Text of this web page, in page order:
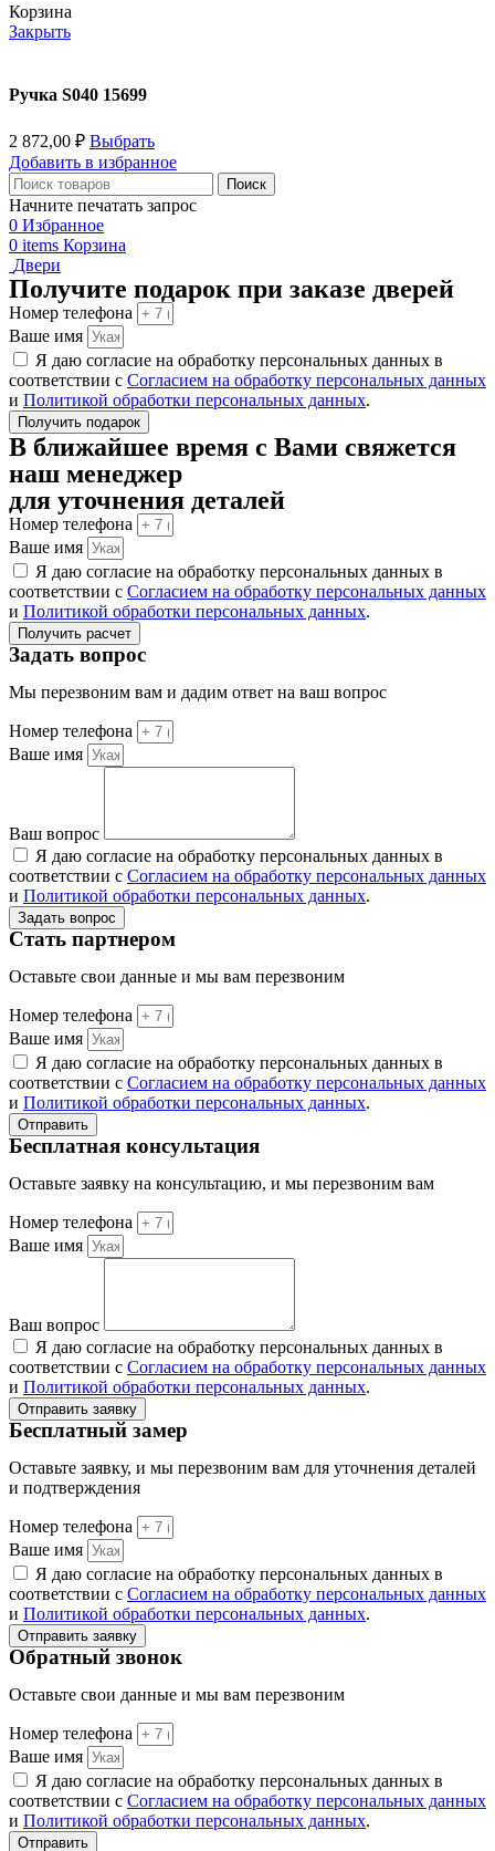
Корзина
Закрыть
Ручка S040 15699
2 872,00 ₽ Выбрать
Добавить в избранное
Поиск
Начните печатать запрос
0 Избранное
0 items Корзина
Двери
Получите подарок при заказе дверей
Номер телефона
Ваше имя
Я даю согласие на обработку персональных данных в
соответствии с Согласием на обработку персональных данных
и Политикой обработки персональных данных.
Получить подарок
В ближайшее время с Вами свяжется
наш менеджер
для уточнения деталей
Номер телефона
Ваше имя
Я даю согласие на обработку персональных данных в
соответствии с Согласием на обработку персональных данных
и Политикой обработки персональных данных.
Получить расчет
Задать вопрос
Мы перезвоним вам и дадим ответ на ваш вопрос
Номер телефона
Ваше имя
Ваш вопрос
Я даю согласие на обработку персональных данных в
соответствии с Согласием на обработку персональных данных
и Политикой обработки персональных данных.
Задать вопрос
Стать партнером
Оставьте свои данные и мы вам перезвоним
Номер телефона
Ваше имя
Я даю согласие на обработку персональных данных в
соответствии с Согласием на обработку персональных данных
и Политикой обработки персональных данных.
Отправить
Бесплатная консультация
Оставьте заявку на консультацию, и мы перезвоним вам
Номер телефона
Ваше имя
Ваш вопрос
Я даю согласие на обработку персональных данных в
соответствии с Согласием на обработку персональных данных
и Политикой обработки персональных данных.
Отправить заявку
Бесплатный замер
Оставьте заявку, и мы перезвоним вам для уточнения деталей
и подтверждения
Номер телефона
Ваше имя
Я даю согласие на обработку персональных данных в
соответствии с Согласием на обработку персональных данных
и Политикой обработки персональных данных.
Отправить заявку
Обратный звонок
Оставьте свои данные и мы вам перезвоним
Номер телефона
Ваше имя
Я даю согласие на обработку персональных данных в
соответствии с Согласием на обработку персональных данных
и Политикой обработки персональных данных.
Отправить